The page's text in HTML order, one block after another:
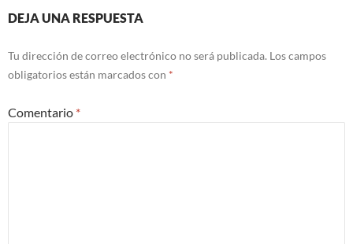
DEJA UNA RESPUESTA
Tu dirección de correo electrónico no será publicada. Los campos
obligatorios están marcados con *
Comentario *